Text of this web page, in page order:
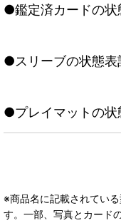
●鑑定済カードの状
●スリーブの状態表
●プレイマットの状
※商品名に記載されてい
す。一部、写真とカード